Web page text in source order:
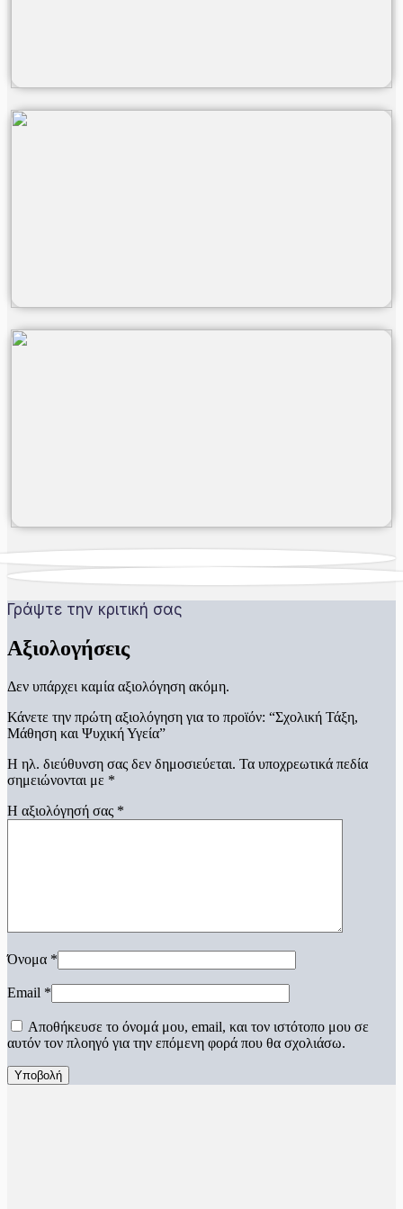
Γράψτε την κριτική σας
Αξιολογήσεις
Δεν υπάρχει καμία αξιολόγηση ακόμη.
Κάνετε την πρώτη αξιολόγηση για το προϊόν: “Σχολική Τάξη,
Μάθηση και Ψυχική Υγεία”
Η ηλ. διεύθυνση σας δεν δημοσιεύεται. Τα υποχρεωτικά πεδία
σημειώνονται με *
Η αξιολόγησή σας *
Όνομα *
Email *
Αποθήκευσε το όνομά μου, email, και τον ιστότοπο μου σε
αυτόν τον πλοηγό για την επόμενη φορά που θα σχολιάσω.